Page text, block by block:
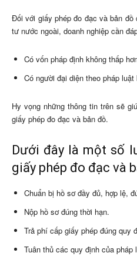
Đối với giấy phép đo đạc và bản đồ
tư nước ngoài, doanh nghiệp cần
Có vốn pháp định không thấp
Có người đại diện theo pháp
Hy vọng những thông tin trên sẽ
giấy phép đo đạc và bản đồ.
Dưới đây là một số
giấy phép đo đạc và
Chuẩn bị hồ sơ đầy đủ, hợp lệ,
Nộp hồ sơ đúng thời hạn.
Trả phí cấp giấy phép đúng quy
Tuân thủ các quy định của